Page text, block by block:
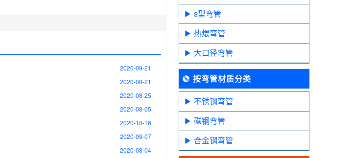
2020-09-21
2020-08-21
2020-08-25
2020-08-05
2020-10-16
2020-09-07
2020-08-04
s型弯管
热煨弯管
大口径弯管
按弯管材质分类
不锈钢弯管
碳钢弯管
合金钢弯管